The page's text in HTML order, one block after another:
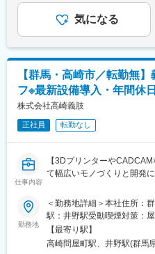
ます。その他固定手当：住
当・資格手当、PhD手当賃
考を通じて上下する可能性
めた表記です。
気になる
【群馬・高崎市／転勤無
フ※最新設備導入・年間休
株式会社高崎義肢
正社員 転勤なし
仕事内容
【3Dプリンターや
て幅広いモノづくりと開発
■業務概要
当社の義肢装具製造販売ス
し、医療機関と連携しなが
画・製造・適合・アフター
す。医師の処方に基づいた
勤務地
＜勤務地詳細＞本社住所：
駅：井野駅受動喫煙対策：
【最寄り駅】
高崎問屋町駅、井野駅(群馬